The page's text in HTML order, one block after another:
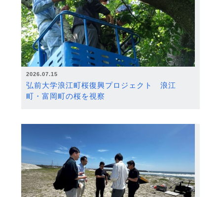
2026.07.15
弘前大学浪江町桜復興プロジェクト 浪江
町・富岡町の桜を視察